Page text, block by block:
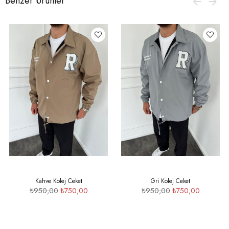
Kahve Kolej Ceket
₺750,00
₺950,00
Gri Kolej Ceket
₺750,00
₺950,00